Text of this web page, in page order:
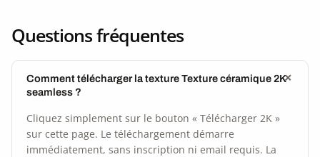
Questions fréquentes
Comment télécharger la texture Texture céramique 2K
seamless ?
Cliquez simplement sur le bouton « Télécharger 2K »
sur cette page. Le téléchargement démarre
immédiatement, sans inscription ni email requis. La